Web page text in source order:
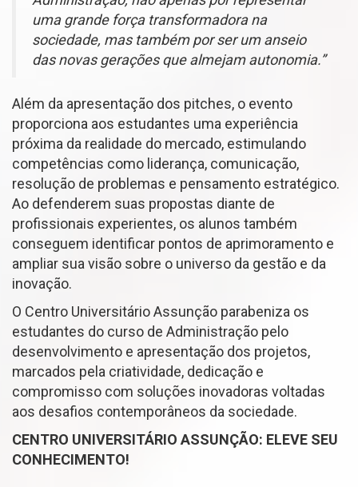
uma grande força transformadora na
sociedade, mas também por ser um anseio
das novas gerações que almejam autonomia.”
Além da apresentação dos pitches, o evento
proporciona aos estudantes uma experiência
próxima da realidade do mercado, estimulando
competências como liderança, comunicação,
resolução de problemas e pensamento estratégico.
Ao defenderem suas propostas diante de
profissionais experientes, os alunos também
conseguem identificar pontos de aprimoramento e
ampliar sua visão sobre o universo da gestão e da
inovação.
O Centro Universitário Assunção parabeniza os
estudantes do curso de Administração pelo
desenvolvimento e apresentação dos projetos,
marcados pela criatividade, dedicação e
compromisso com soluções inovadoras voltadas
aos desafios contemporâneos da sociedade.
CENTRO UNIVERSITÁRIO ASSUNÇÃO: ELEVE SEU
CONHECIMENTO!